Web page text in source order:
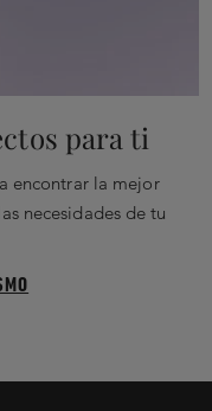
para ti
encontrar la mejor
necesidades de tu